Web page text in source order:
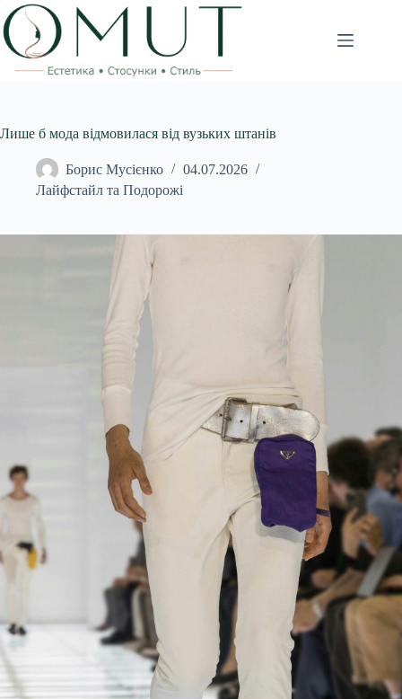
Перейти
до
вмісту
Лише б мода відмовилася від вузьких штанів
Борис Мусієнко
04.07.2026
Лайфстайл та Подорожі